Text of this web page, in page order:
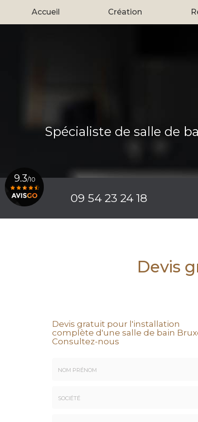
Accueil Création
Spécialiste de salle de
09 54 23 24 18
9.3/10
Devis
Devis gratuit pour l'installation
complète d'une salle de bain
Consultez-nous